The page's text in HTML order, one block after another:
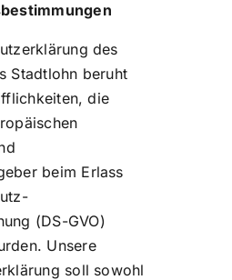
des
Stadtlohn beruht
die
beim Erlass
(DS-GVO)
Unsere
soll sowohl